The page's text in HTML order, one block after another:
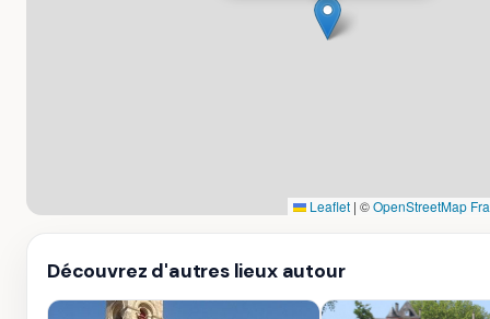
Leaflet | ©OpenStreetMap
Découvrez d'autres lieux autour